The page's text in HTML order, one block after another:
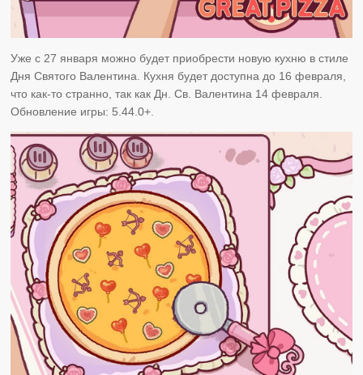
Уже с 27 января можно будет приобрести новую кухню в стиле
Дня Святого Валентина. Кухня будет доступна до 16 февраля,
что как-то странно, так как Дн. Св. Валентина 14 февраля.
Обновление игры: 5.44.0+.